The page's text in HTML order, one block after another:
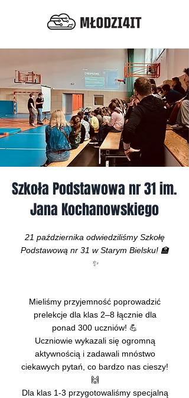
Szkoła Podstawowa nr 31 im.
Jana Kochanowskiego
21 października odwiedziliśmy Szkołę
Podstawową nr 31 w Starym Bielsku! 🏫
✨
Mieliśmy przyjemność poprowadzić
prelekcje dla klas 2–8 łącznie dla
ponad 300 uczniów! 💪
Uczniowie wykazali się ogromną
aktywnością i zadawali mnóstwo
ciekawych pytań, co bardzo nas cieszy!
🙌
Dla klas 1-3 przygotowaliśmy specjalną